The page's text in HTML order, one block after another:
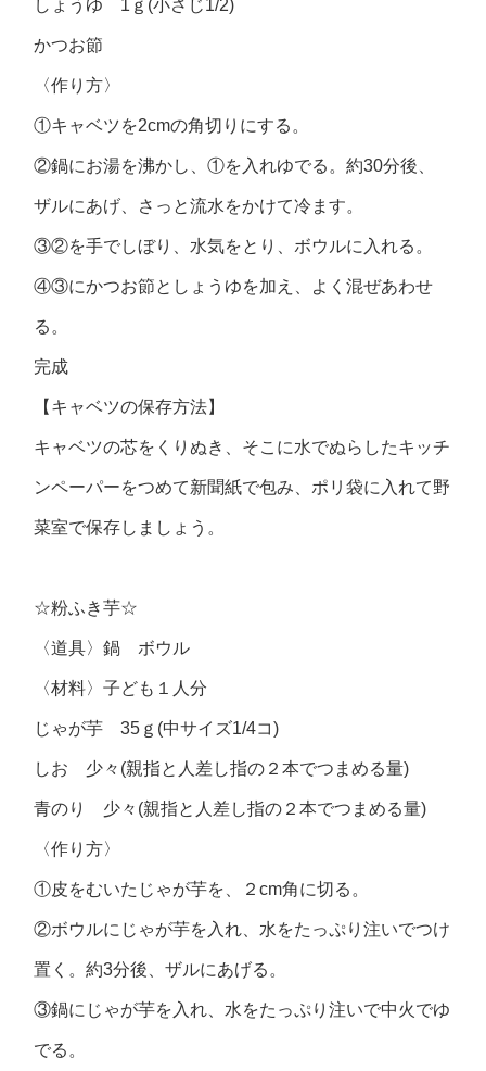
しょうゆ 1ｇ(小さじ1/2)
かつお節
〈作り方〉
①キャベツを2cmの角切りにする。
②鍋にお湯を沸かし、①を入れゆでる。約30分後、
ザルにあげ、さっと流水をかけて冷ます。
③②を手でしぼり、水気をとり、ボウルに入れる。
④③にかつお節としょうゆを加え、よく混ぜあわせ
る。
完成
【キャベツの保存方法】
キャベツの芯をくりぬき、そこに水でぬらしたキッチ
ンペーパーをつめて新聞紙で包み、ポリ袋に入れて野
菜室で保存しましょう。
☆粉ふき芋☆
〈道具〉鍋 ボウル
〈材料〉子ども１人分
じゃが芋 35ｇ(中サイズ1/4コ)
しお 少々(親指と人差し指の２本でつまめる量)
青のり 少々(親指と人差し指の２本でつまめる量)
〈作り方〉
①皮をむいたじゃが芋を、２cm角に切る。
②ボウルにじゃが芋を入れ、水をたっぷり注いでつけ
置く。約3分後、ザルにあげる。
③鍋にじゃが芋を入れ、水をたっぷり注いで中火でゆ
でる。